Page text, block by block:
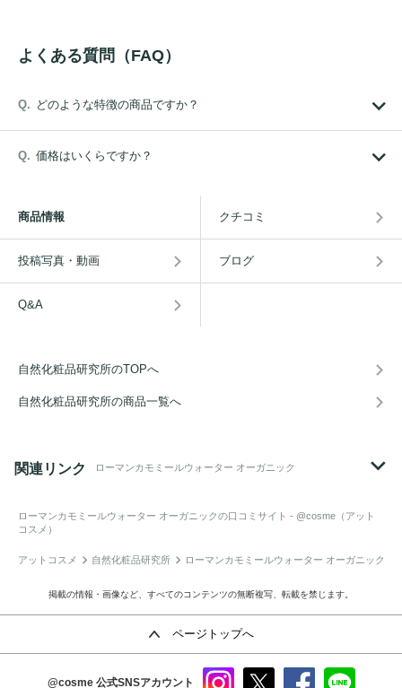
よくある質問（FAQ）
どのような特徴の商品ですか？
価格はいくらですか？
商品情報 クチコミ
投稿写真・動画 ブログ
Q&A
自然化粧品研究所のTOPへ
自然化粧品研究所の商品一覧へ
関連リンク ローマンカモミールウォーター オーガニック
ローマンカモミールウォーター オーガニックの口コミサイト - @cosme（アット
コスメ）
アットコスメ 自然化粧品研究所 ローマンカモミールウォーター オーガニック
掲載の情報・画像など、すべてのコンテンツの無断複写、転載を禁じます。
ページトップへ
@cosme 公式SNSアカウント